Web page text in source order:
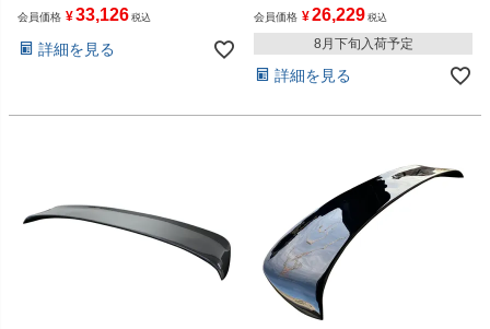
会員価格 ¥33,126 税込
詳細を見る
会員価格 ¥26,229 税込
8月下旬入荷予定
詳細を見る